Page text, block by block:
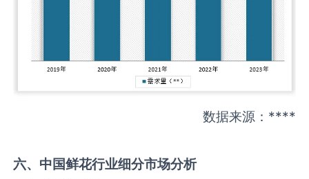
数据来源：****
六、中国鲜花行业细分市场分析